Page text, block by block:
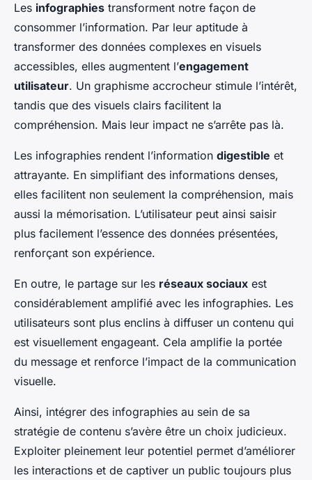
Les infographies transforment notre façon de
consommer l’information. Par leur aptitude à
transformer des données complexes en visuels
accessibles, elles augmentent l’engagement
utilisateur. Un graphisme accrocheur stimule l’intérêt,
tandis que des visuels clairs facilitent la
compréhension. Mais leur impact ne s’arrête pas là.
Les infographies rendent l’information digestible et
attrayante. En simplifiant des informations denses,
elles facilitent non seulement la compréhension, mais
aussi la mémorisation. L’utilisateur peut ainsi saisir
plus facilement l’essence des données présentées,
renforçant son expérience.
En outre, le partage sur les réseaux sociaux est
considérablement amplifié avec les infographies. Les
utilisateurs sont plus enclins à diffuser un contenu qui
est visuellement engageant. Cela amplifie la portée
du message et renforce l’impact de la communication
visuelle.
Ainsi, intégrer des infographies au sein de sa
stratégie de contenu s’avère être un choix judicieux.
Exploiter pleinement leur potentiel permet d’améliorer
les interactions et de captiver un public toujours plus